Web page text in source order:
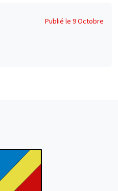
Publié le 9 Octobre